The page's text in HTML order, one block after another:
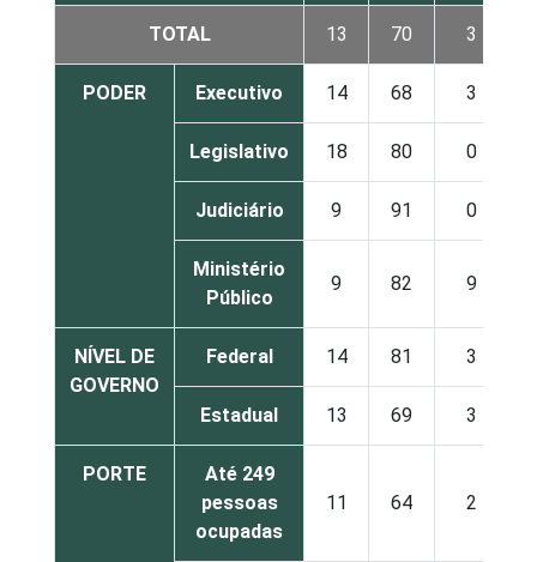
TOTAL 13 70 3
PODER Executivo 14 68 3
Legislativo 18 80 0
Judiciário 9 91 0
Ministério
Público
9 82 9
NÍVEL DE
GOVERNO
Federal 14 81 3
Estadual 13 69 3
PORTE
Até 249
pessoas
ocupadas
11 64 2